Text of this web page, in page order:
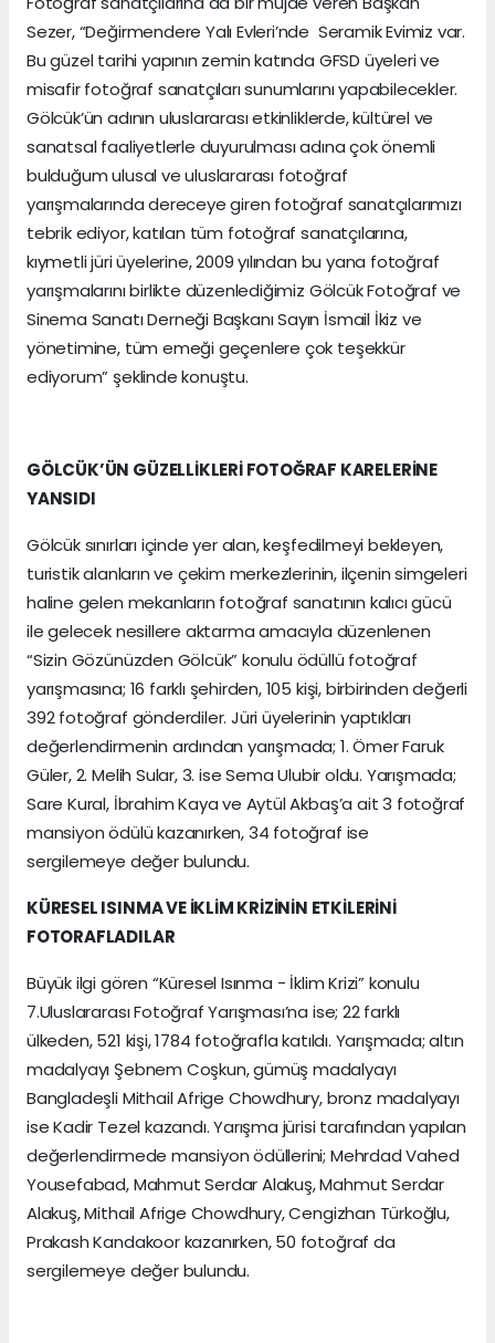
Sezer, “Değirmendere Yalı Evleri’nde Seramik Evimiz var.
Bu güzel tarihi yapının zemin katında GFSD üyeleri ve
misafir fotoğraf sanatçıları sunumlarını yapabilecekler.
Gölcük’ün adının uluslararası etkinliklerde, kültürel ve
sanatsal faaliyetlerle duyurulması adına çok önemli
bulduğum ulusal ve uluslararası fotoğraf
yarışmalarında dereceye giren fotoğraf sanatçılarımızı
tebrik ediyor, katılan tüm fotoğraf sanatçılarına,
kıymetli jüri üyelerine, 2009 yılından bu yana fotoğraf
yarışmalarını birlikte düzenlediğimiz Gölcük Fotoğraf ve
Sinema Sanatı Derneği Başkanı Sayın İsmail İkiz ve
yönetimine, tüm emeği geçenlere çok teşekkür
ediyorum” şeklinde konuştu.
GÖLCÜK’ÜN GÜZELLİKLERİ FOTOĞRAF KARELERİNE
YANSIDI
Gölcük sınırları içinde yer alan, keşfedilmeyi bekleyen,
turistik alanların ve çekim merkezlerinin, ilçenin simgeleri
haline gelen mekanların fotoğraf sanatının kalıcı gücü
ile gelecek nesillere aktarma amacıyla düzenlenen
“Sizin Gözünüzden Gölcük” konulu ödüllü fotoğraf
yarışmasına; 16 farklı şehirden, 105 kişi, birbirinden değerli
392 fotoğraf gönderdiler. Jüri üyelerinin yaptıkları
değerlendirmenin ardından yarışmada; 1. Ömer Faruk
Güler, 2. Melih Sular, 3. ise Sema Ulubir oldu. Yarışmada;
Sare Kural, İbrahim Kaya ve Aytül Akbaş’a ait 3 fotoğraf
mansiyon ödülü kazanırken, 34 fotoğraf ise
sergilemeye değer bulundu.
KÜRESEL ISINMA VE İKLİM KRİZİNİN ETKİLERİNİ
FOTORAFLADILAR
Büyük ilgi gören “Küresel Isınma - İklim Krizi” konulu
7.Uluslararası Fotoğraf Yarışması’na ise; 22 farklı
ülkeden, 521 kişi, 1784 fotoğrafla katıldı. Yarışmada; altın
madalyayı Şebnem Coşkun, gümüş madalyayı
Bangladeşli Mithail Afrige Chowdhury, bronz madalyayı
ise Kadir Tezel kazandı. Yarışma jürisi tarafından yapılan
değerlendirmede mansiyon ödüllerini; Mehrdad Vahed
Yousefabad, Mahmut Serdar Alakuş, Mahmut Serdar
Alakuş, Mithail Afrige Chowdhury, Cengizhan Türkoğlu,
Prakash Kandakoor kazanırken, 50 fotoğraf da
sergilemeye değer bulundu.